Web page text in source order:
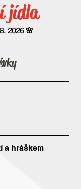
jídla
2026 🌸
a hráškem